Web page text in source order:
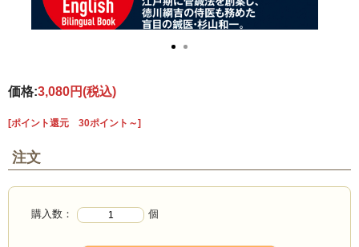
価格:3,080円(税込)
[ポイント還元 30ポイント～]
注文
購入数： 個